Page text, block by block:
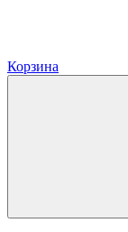
Корзина